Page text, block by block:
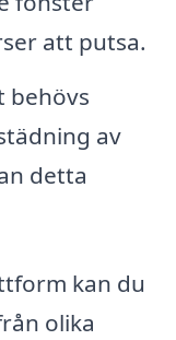
att putsa.
behövs
av
detta
kan du
olika